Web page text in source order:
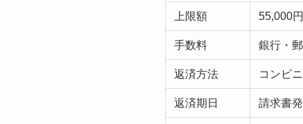
上限額 55,000円
手数料 銀行・
返済方法 コンビ
返済期日 請求書